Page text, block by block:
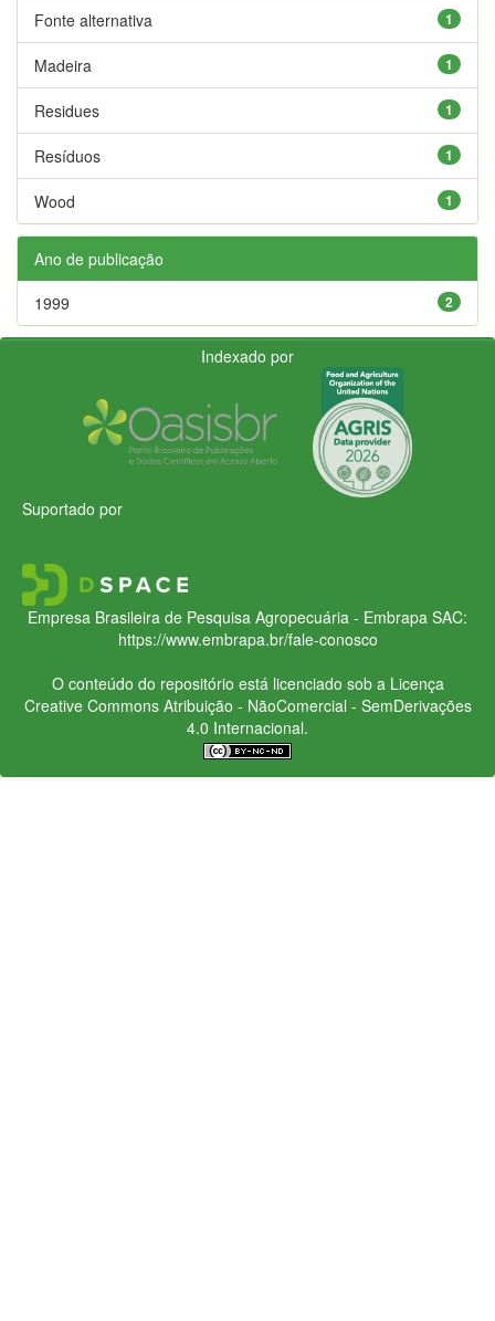
1
Fonte alternativa
1
Madeira
1
Residues
1
Resíduos
1
Wood
Ano de publicação
2
1999
Indexado por
Suportado por
Empresa Brasileira de Pesquisa Agropecuária - Embrapa SAC:
https://www.embrapa.br/fale-conosco
O conteúdo do repositório está licenciado sob a Licença
Creative CommonsAtribuição - NãoComercial - SemDerivações
4.0 Internacional.